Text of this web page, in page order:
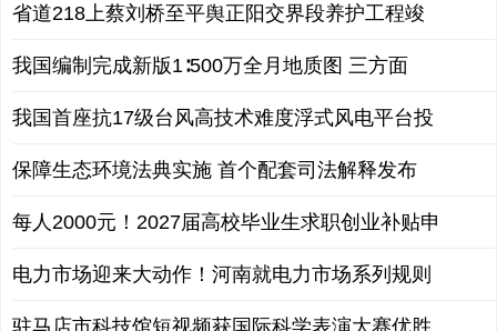
省道218上蔡刘桥至平舆正阳交界段养护工程竣
我国编制完成新版1∶500万全月地质图 三方面
我国首座抗17级台风高技术难度浮式风电平台投
保障生态环境法典实施 首个配套司法解释发布
每人2000元！2027届高校毕业生求职创业补贴申
电力市场迎来大动作！河南就电力市场系列规则
驻马店市科技馆短视频获国际科学表演大赛优胜